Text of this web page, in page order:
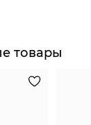
товары